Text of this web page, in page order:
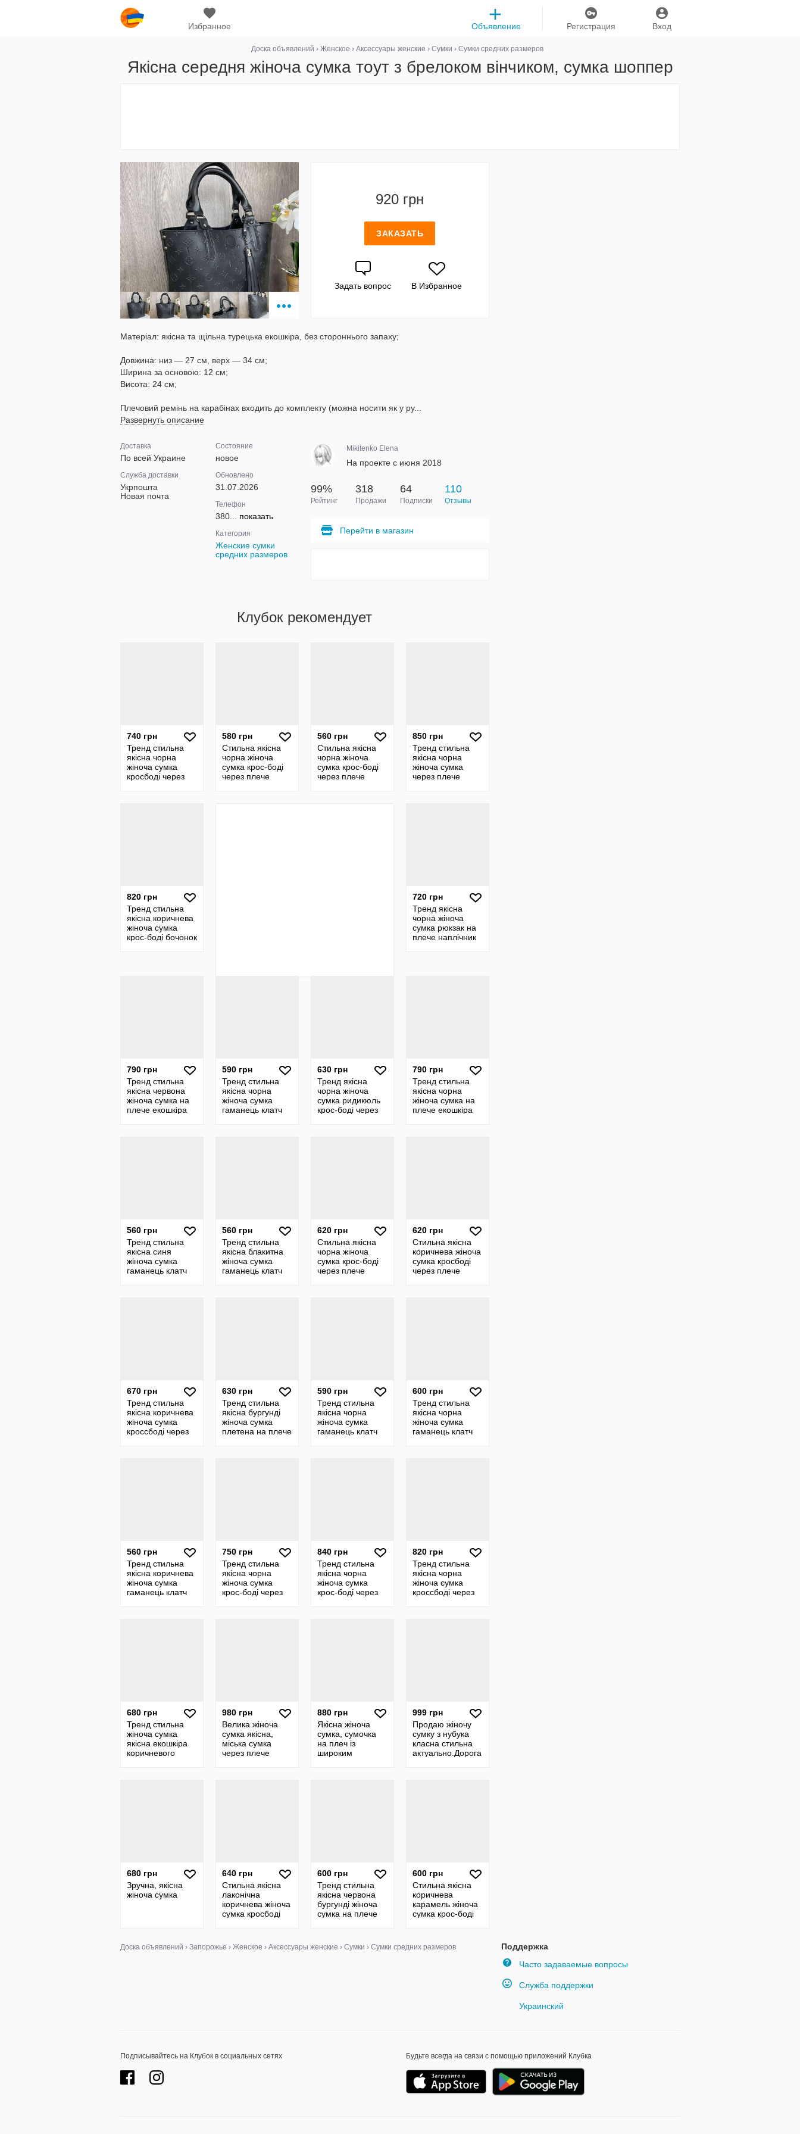
Избранное Вход
Регистрация
Объявление
Доска объявлений › Женское › Аксессуары женские › Сумки › Сумки средних размеров
Якісна середня жіноча сумка тоут з брелоком вінчиком, сумка шоппер
920 грн
ЗАКАЗАТЬ
Задать вопрос В Избранное
Матеріал: якісна та щільна турецька екошкіра, без стороннього запаху;
Довжина: низ — 27 см, верх — 34 см;
Ширина за основою: 12 см;
Висота: 24 см;
Плечовий ремінь на карабінах входить до комплекту (можна носити як у ру...
Развернуть описание
Доставка
По всей Украине
Служба доставки
Укрпошта
Новая почта
Состояние
новое
Обновлено
31.07.2026
Телефон
380... показать
Категория
Женские сумки
средних размеров
Mikitenko Elena
На проекте с июня 2018
99%
Рейтинг
318
Продажи
64
Подписки
110
Отзывы
Перейти в магазин
Клубок рекомендует
740 грн
Тренд стильна
якісна чорна
жіноча сумка
кросбоді через
580 грн
Стильна якісна
чорна жіноча
сумка крос-боді
через плече
560 грн
Стильна якісна
чорна жіноча
сумка крос-боді
через плече
850 грн
Тренд стильна
якісна чорна
жіноча сумка
через плече
820 грн
Тренд стильна
якісна коричнева
жіноча сумка
крос-боді бочонок
720 грн
Тренд якісна
чорна жіноча
сумка рюкзак на
плече наплічник
790 грн
Тренд стильна
якісна червона
жіноча сумка на
плече екошкіра
590 грн
Тренд стильна
якісна чорна
жіноча сумка
гаманець клатч
630 грн
Тренд якісна
чорна жіноча
сумка ридикюль
крос-боді через
790 грн
Тренд стильна
якісна чорна
жіноча сумка на
плече екошкіра
560 грн
Тренд стильна
якісна синя
жіноча сумка
гаманець клатч
560 грн
Тренд стильна
якісна блакитна
жіноча сумка
гаманець клатч
620 грн
Стильна якісна
чорна жіноча
сумка крос-боді
через плече
620 грн
Стильна якісна
коричнева жіноча
сумка кросбоді
через плече
670 грн
Тренд стильна
якісна коричнева
жіноча сумка
кросcбоді через
630 грн
Тренд стильна
якісна бургунді
жіноча сумка
плетена на плече
590 грн
Тренд стильна
якісна чорна
жіноча сумка
гаманець клатч
600 грн
Тренд стильна
якісна чорна
жіноча сумка
гаманець клатч
560 грн
Тренд стильна
якісна коричнева
жіноча сумка
гаманець клатч
750 грн
Тренд стильна
якісна чорна
жіноча сумка
крос-боді через
840 грн
Тренд стильна
якісна чорна
жіноча сумка
крос-боді через
820 грн
Тренд стильна
якісна чорна
жіноча сумка
кросcбоді через
680 грн
Тренд стильна
жіноча сумка
якісна екошкіра
коричневого
980 грн
Велика жіноча
сумка якісна,
міська сумка
через плече
880 грн
Якісна жіноча
сумка, сумочка
на плеч із
широким
999 грн
Продаю жіночу
сумку з нубука
класна стильна
актуально.Дорога
680 грн
Зручна, якісна
жіноча сумка
640 грн
Стильна якісна
лаконічна
коричнева жіноча
сумка кросбоді
600 грн
Тренд стильна
якісна червона
бургунді жіноча
сумка на плече
600 грн
Стильна якісна
коричнева
карамель жіноча
сумка крос-боді
Поддержка
Часто задаваемые вопросы
Служба поддержки
Украинский
Доска объявлений › Запорожье › Женское › Аксессуары женские › Сумки › Сумки средних размеров
Подписывайтесь на Клубок в социальных сетях Будьте всегда на связи с помощью приложений Клубка